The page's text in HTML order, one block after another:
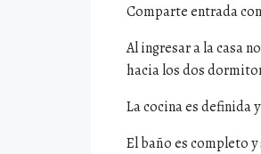
Comparte entrada
Al ingresar a la casa
hacia los dos
La cocina es definida
El baño es completo